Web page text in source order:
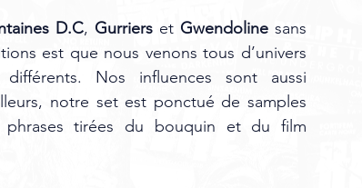
D.C, Gurriers et Gwendoline sans
est que nous venons tous d’univers
Nos influences sont aussi
notre set est ponctué de samples
tirées du bouquin et du film